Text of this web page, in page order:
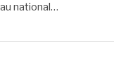
national…